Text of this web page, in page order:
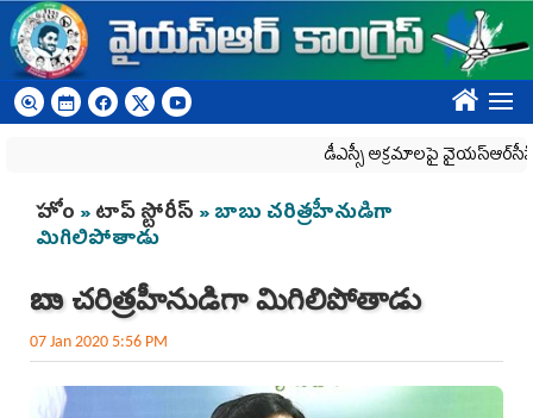
Skip to main content
????
డీఎస్సీ అక్రమాలపై వైయ‌స్ఆర్‌సీపీ
You are here
హోం »టాప్ స్టోరీస్ » బాబు చరిత్రహీనుడిగా
మిగిలిపోతాడు
బాబు చరిత్రహీనుడిగా మిగిలిపోతాడు
07 Jan 2020 5:56 PM